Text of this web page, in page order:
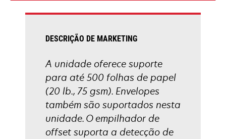
DESCRIÇÃO DE MARKETING
A unidade oferece suporte
para até 500 folhas de papel
(20 lb., 75 gsm). Envelopes
também são suportados nesta
unidade. O empilhador de
offset suporta a detecção de